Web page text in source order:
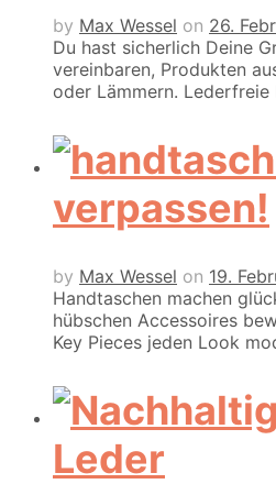
by Max Wessel on 26.
Du hast sicherlich Deine
vereinbaren, Produkten
oder Lämmern. Lederfreie
verpassen!
by Max Wessel on 19.
Handtaschen machen
hübschen Accessoires
Key Pieces jeden Look
Leder